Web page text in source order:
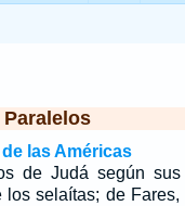
las Américas
de Judá según
los selaítas; de